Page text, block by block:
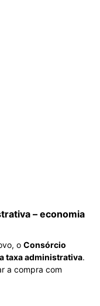
– economia
o Consórcio
taxa administrativa.
a compra com